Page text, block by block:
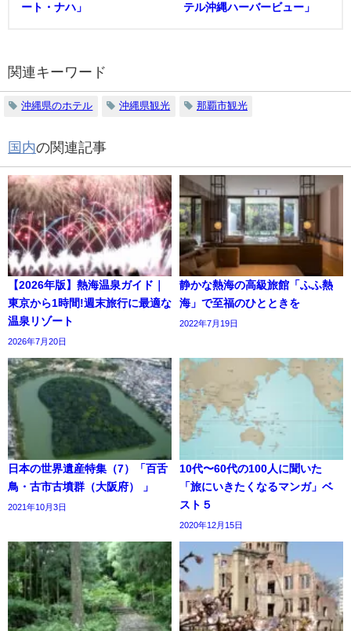
ート・ナハ」
テル沖縄ハーバービュー」
関連キーワード
沖縄県のホテル 沖縄県観光 那覇市観光
国内の関連記事
【2026年版】熱海温泉ガイド｜
東京から1時間!週末旅行に最適な
温泉リゾート
2026年7月20日
静かな熱海の高級旅館「ふふ熱
海」で至福のひとときを
2022年7月19日
日本の世界遺産特集（7）「百舌
鳥・古市古墳群（大阪府） 」
2021年10月3日
10代〜60代の100人に聞いた
「旅にいきたくなるマンガ」ベ
スト５
2020年12月15日